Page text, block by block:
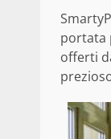
portata
offerti